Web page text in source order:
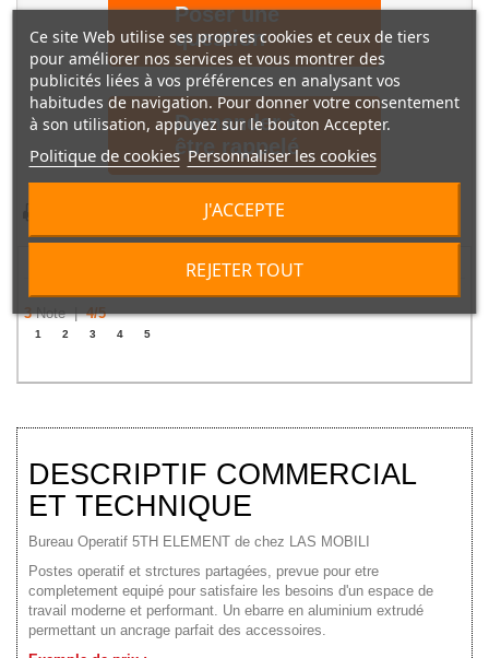
Poser une
question
Demander à
être rappelé
3Note |4/5
1 2 3 4 5
DESCRIPTIF COMMERCIAL
ET TECHNIQUE
Bureau Operatif 5TH ELEMENT de chez LAS MOBILI
Postes operatif et strctures partagées, prevue pour etre
completement equipé pour satisfaire les besoins d'un espace de
travail moderne et performant. Un ebarre en aluminium extrudé
permettant un ancrage parfait des accessoires.
Ce site Web utilise ses propres cookies et ceux de tiers
pour améliorer nos services et vous montrer des
publicités liées à vos préférences en analysant vos
habitudes de navigation. Pour donner votre consentement
à son utilisation, appuyez sur le bouton Accepter.
Politique de cookies Personnaliser les cookies
REJETER TOUT
J'ACCEPTE